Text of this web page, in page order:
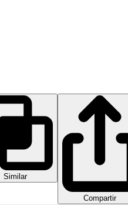
Similar
Compartir